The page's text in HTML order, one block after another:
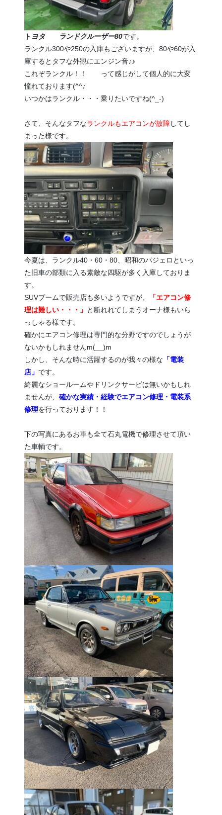
ト ヨタ ランドクルーザー80です。
ランクル300や250の入庫もございますが、80や60が入
庫するとタフな外観にエンジン音♪♪
これぞランクル！！ って感じがして個人的に大変
憧れております(^^♪
いつかはランクル・・・乗りたいですね(^_-)
さて、そんなタフなランクルもエアコンが故障してし
まった様です。
今夏は、ランクル40・60・80、昭和のパジェロといっ
た旧車の部類に入る素敵な四駆が多く入庫しておりま
す。
SUVブームで販売店も多いようですが、
「エアコン修
理は難しい・・・」 と断れれてしまうオーナ様もいら
っしゃる様です。
確かにエアコン修理は専門的な分野ですのでしょうが
ないかもしれませんm(__)m
しかし、そんな時に活躍するのが我々の様な 「電装
店」 です。
綺麗なショールームやドリンクサービは無いかもしれ
ませんが、確かな実績・経験でエアコン修理・電装系
修理を行っております！！
下の写真にあるお車も全て石丸電機で修理させて頂い
た車輌です。